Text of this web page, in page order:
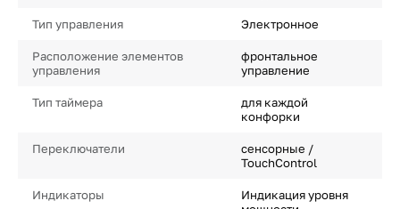
Тип управления Электронное
Расположение элементов
управления
фронтальное
управление
Тип таймера
для каждой
конфорки
Переключатели
сенсорные /
TouchControl
Индикаторы
Индикация уровня